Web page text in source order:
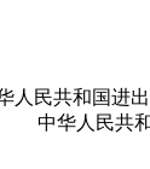
民共和国进
中华人民